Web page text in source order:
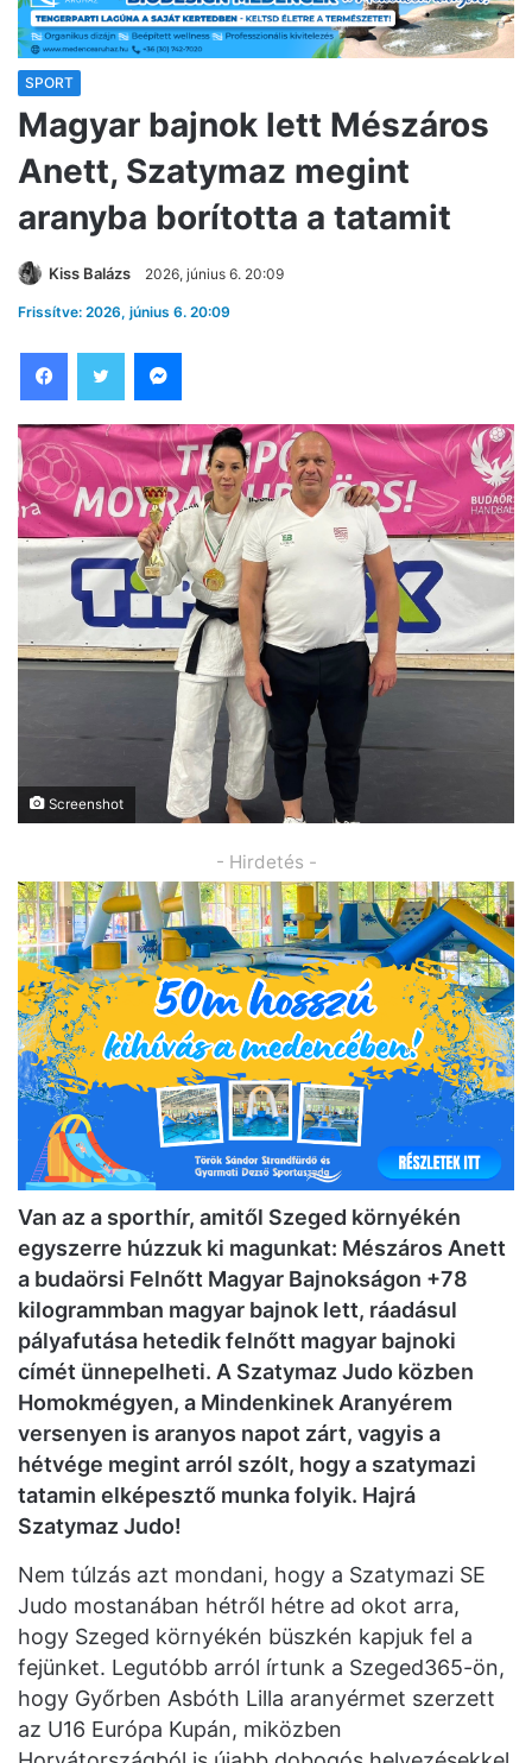
SPORT
Magyar bajnok lett Mészáros
Anett, Szatymaz megint
aranyba borította a tatamit
Kiss Balázs 2026, június 6. 20:09
Frissítve: 2026, június 6. 20:09
Screenshot
- Hirdetés -
Van az a sporthír, amitől Szeged környékén
egyszerre húzzuk ki magunkat: Mészáros Anett
a budaörsi Felnőtt Magyar Bajnokságon +78
kilogrammban magyar bajnok lett, ráadásul
pályafutása hetedik felnőtt magyar bajnoki
címét ünnepelheti. A Szatymaz Judo közben
Homokmégyen, a Mindenkinek Aranyérem
versenyen is aranyos napot zárt, vagyis a
hétvége megint arról szólt, hogy a szatymazi
tatamin elképesztő munka folyik. Hajrá
Szatymaz Judo!
Nem túlzás azt mondani, hogy a Szatymazi SE
Judo mostanában hétről hétre ad okot arra,
hogy Szeged környékén büszkén kapjuk fel a
fejünket. Legutóbb arról írtunk a Szeged365-ön,
hogy Győrben Asbóth Lilla aranyérmet szerzett
az U16 Európa Kupán, miközben